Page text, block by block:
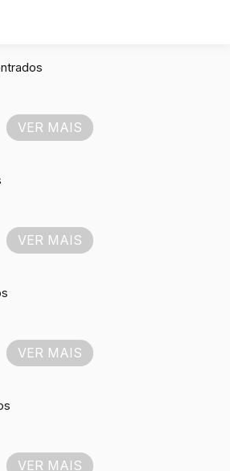
VER MAIS
VER MAIS
VER MAIS
VER MAIS